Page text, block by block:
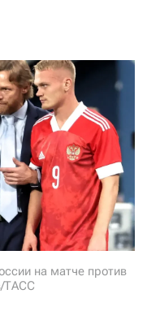
на матче против
ТАСС
гражданство РФ
или